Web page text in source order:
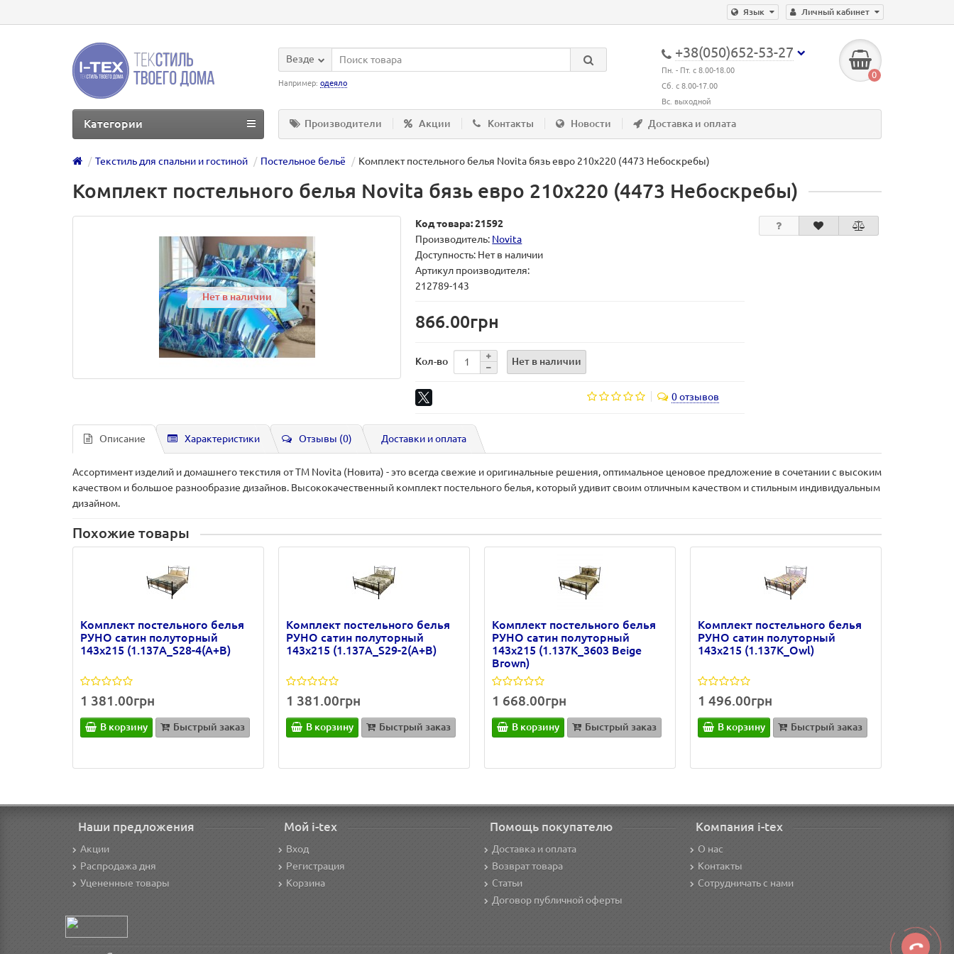
Личный кабинет
Язык
+38(050)652-53-27
Пн. - Пт. с 8.00-18.00
Сб. с 8.00-17.00
Вс. выходной
0
Везде
Например: одеяло
Производители Акции Контакты Новости Доставка и оплата
Категории
Текстиль для спальни и гостиной Постельное бельё Комплект постельного белья Novita бязь евро 210х220 (4473 Небоскребы)
Комплект постельного белья Novita бязь евро 210х220 (4473 Небоскребы)
Нет в наличии
Код товара: 21592
Производитель: Novita
Доступность: Нет в наличии
Артикул производителя:
212789-143
866.00грн
Кол-во Нет в наличии
0 отзывов
Описание Характеристики Отзывы (0) Доставки и оплата
Ассортимент изделий и домашнего текстиля от ТМ Novita (Новита) - это всегда свежие и оригинальные решения, оптимальное ценовое предложение в сочетании с высоким
качеством и большое разнообразие дизайнов. Высококачественный комплект постельного белья, который удивит своим отличным качеством и стильным индивидуальным
дизайном.
Похожие товары
Комплект постельного белья
РУНО сатин полуторный
143х215 (1.137А_S28-4(A+B)
1 381.00грн
В корзину Быстрый заказ
Комплект постельного белья
РУНО сатин полуторный
143х215 (1.137А_S29-2(A+B)
1 381.00грн
В корзину Быстрый заказ
Комплект постельного белья
РУНО сатин полуторный
143х215 (1.137К_3603 Beige
Brown)
1 668.00грн
В корзину Быстрый заказ
Комплект постельного белья
РУНО сатин полуторный
143х215 (1.137К_Owl)
1 496.00грн
В корзину Быстрый заказ
Наши предложения
Акции
Распродажа дня
Уцененные товары
Мой i-tex
Вход
Регистрация
Корзина
Помощь покупателю
Доставка и оплата
Возврат товара
Статьи
Договор публичной оферты
Компания i-tex
О нас
Контакты
Сотрудничать с нами